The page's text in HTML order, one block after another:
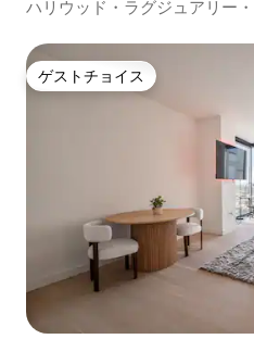
ハリウッド・ラグジュアリー
ゲストチョイス
ゲストチョイス